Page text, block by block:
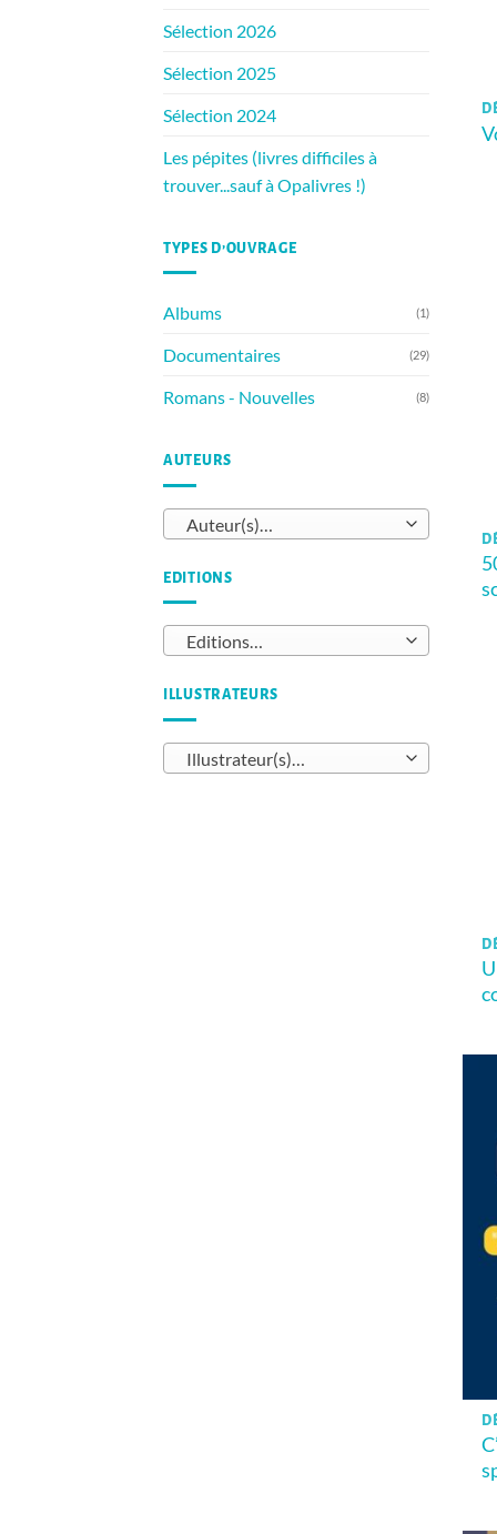
Sélection 2026
Sélection 2025
Sélection 2024
Les pépites (livres difficiles à
trouver...sauf à Opalivres !)
TYPES D’OUVRAGE
Albums (1)
Documentaires (29)
Romans - Nouvelles (8)
AUTEURS
Auteur(s)…
EDITIONS
Editions…
ILLUSTRATEURS
Illustrateur(s)…